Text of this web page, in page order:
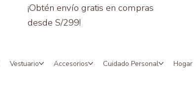
Vestuario Accesorios Cuidado Personal Hogar
¡Obtén envío gratis en compras
desde S/299!